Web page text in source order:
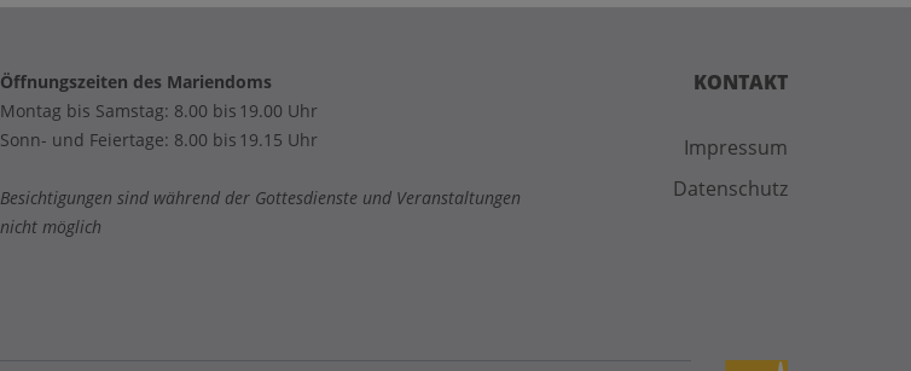
KONTAKT
Impressum
Datenschutz
Öffnungszeiten des Mariendoms
Montag bis Samstag: 8.00 bis 19.00 Uhr
Sonn- und Feiertage: 8.00 bis 19.15 Uhr
Besichtigungen sind während der Gottesdienste und Veranstaltungen
nicht möglich